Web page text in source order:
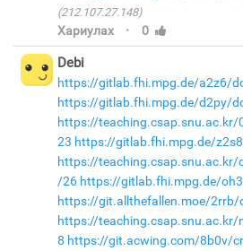
(212.107.27.148)
Хариулах · 0
Debi
https://gitlab.fhi.mpg.de/a2z6/
https://gitlab.fhi.mpg.de/d2py/
https://
23 https://gitlab.fhi.mpg.de/
https://
/26 https://gitlab.fhi.mpg.de/
https://git.allthefallen.moe/
https://
8 https://git.acwing.com/8b0v/